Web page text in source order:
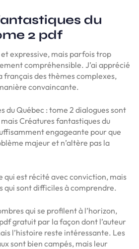
du
2 pdf
expressive, mais parfois trop
compréhensible. J’ai apprécié
français des thèmes complexes,
convaincante.
du Québec : tome 2 dialogues sont
Créatures fantastiques du
engageante pour que
majeur et n’altère pas la
qui est récité avec conviction, mais
qui sont difficiles à comprendre.
qui se profilent à l’horizon,
gratuit par la façon dont l’auteur
l’histoire reste intéressante. Les
sont bien campés, mais leur